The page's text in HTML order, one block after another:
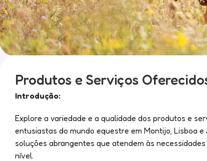
Produtos e Serviços
Introdução:
Explore a variedade e a qualidade dos produtos e
entusiastas do mundo equestre em Montijo, Lisboa
soluções abrangentes que atendem às
nível.